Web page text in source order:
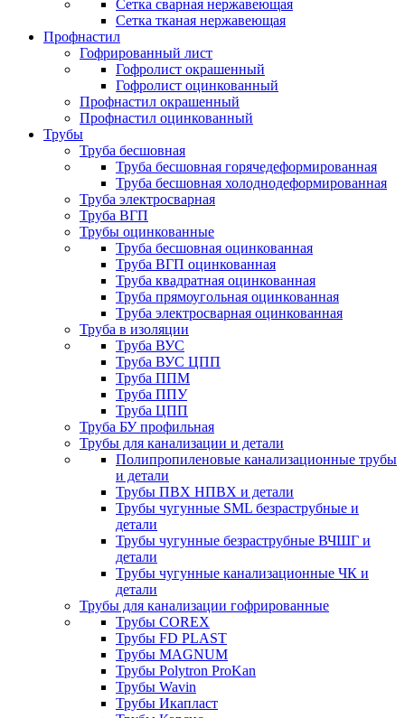
Сетка сварная нержавеющая
Сетка тканая нержавеющая
Профнастил
Гофрированный лист
Гофролист окрашенный
Гофролист оцинкованный
Профнастил окрашенный
Профнастил оцинкованный
Трубы
Труба бесшовная
Труба бесшовная горячедеформированная
Труба бесшовная холоднодеформированная
Труба электросварная
Труба ВГП
Трубы оцинкованные
Труба бесшовная оцинкованная
Труба ВГП оцинкованная
Труба квадратная оцинкованная
Труба прямоугольная оцинкованная
Труба электросварная оцинкованная
Труба в изоляции
Труба ВУС
Труба ВУС ЦПП
Труба ППМ
Труба ППУ
Труба ЦПП
Труба БУ профильная
Трубы для канализации и детали
Полипропиленовые канализационные трубы
и детали
Трубы ПВХ НПВХ и детали
Трубы чугунные SML безраструбные и
детали
Трубы чугунные безраструбные ВЧШГ и
детали
Трубы чугунные канализационные ЧК и
детали
Трубы для канализации гофрированные
Трубы COREX
Трубы FD PLAST
Трубы MAGNUM
Трубы Polytron ProKan
Трубы Wavin
Трубы Икапласт